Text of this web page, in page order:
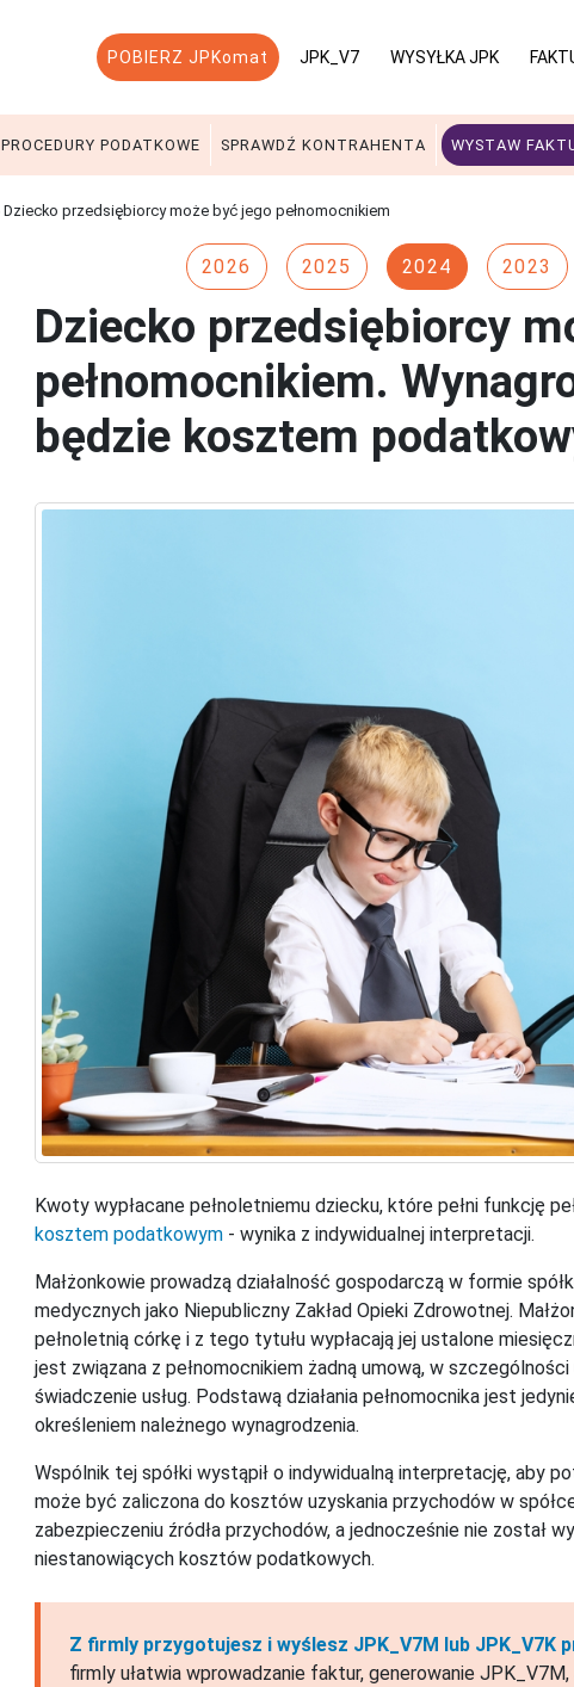
POBIERZ JPKomat JPK_V7 WYSYŁKA JPK
PROCEDURY PODATKOWE SPRAWDŹ KONTRAHENTA WYSTAW
Dziecko przedsiębiorcy może być jego pełnomocnikiem
2026 2025 2024 2023
Dziecko przedsiębiorcy
pełnomocnikiem.
będzie kosztem
Kwoty wypłacane pełnoletniemu dziecku, które pełni funkcję
kosztem podatkowym - wynika z indywidualnej interpretacji.
Małżonkowie prowadzą działalność gospodarczą w formie
medycznych jako Niepubliczny Zakład Opieki Zdrowotnej.
pełnoletnią córkę i z tego tytułu wypłacają jej ustalone
jest związana z pełnomocnikiem żadną umową, w
świadczenie usług. Podstawą działania pełnomocnika jest
określeniem należnego wynagrodzenia.
Wspólnik tej spółki wystąpił o indywidualną interpretację, aby
może być zaliczona do kosztów uzyskania przychodów w
zabezpieczeniu źródła przychodów, a jednocześnie nie został
niestanowiących kosztów podatkowych.
Z firmly przygotujesz i wyślesz JPK_V7M lub JPK_V7K
firmly ułatwia wprowadzanie faktur, generowanie